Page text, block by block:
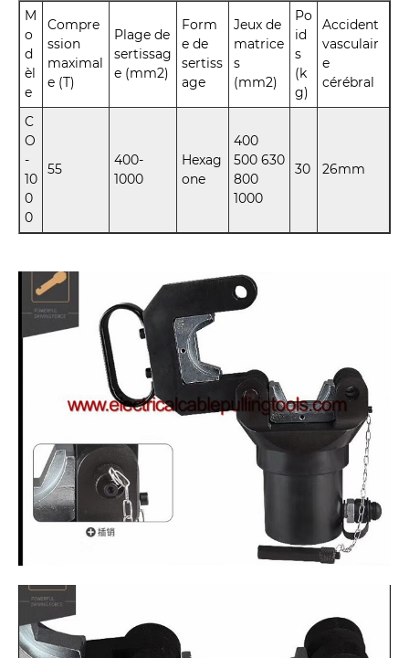
M
o
d
èl
e
Compre
ssion
maximal
e (T)
Plage de
sertissag
e (mm2)
Form
e de
sertiss
age
Jeux de
matrice
s
(mm2)
Po
id
s
(k
g)
Accident
vasculair
e
cérébral
C
O
-
10
0
0
55
400-
1000
Hexag
one
400
500 630
800
1000
30 26mm